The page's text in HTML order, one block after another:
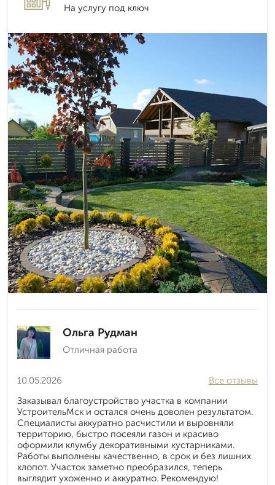
На услугу под ключ
Ольга Рудман
Отличная работа
10.05.2026
Все отзывы
Заказывал благоустройство участка в компании
УстроительМск и остался очень доволен результатом.
Специалисты аккуратно расчистили и выровняли
территорию, быстро посеяли газон и красиво
оформили клумбу декоративными кустарниками.
Работы выполнены качественно, в срок и без лишних
хлопот. Участок заметно преобразился, теперь
выглядит ухоженно и аккуратно. Рекомендую!